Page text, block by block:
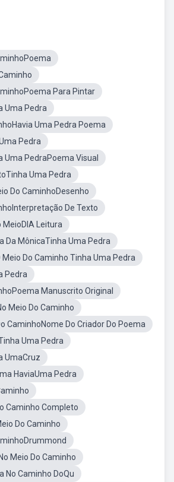
Para Pintar
Uma Pedra
Uma Pedra Poema
Pedra
Uma PedraPoema Visual
Uma Pedra
Do CaminhoDesenho
De Texto
MeioDIA Leitura
Da MônicaTinha Uma Pedra
Do Caminho Tinha Uma Pedra
Pedra
Manuscrito Original
Meio Do Caminho
CaminhoNome Do Criador Do Poema
Uma Pedra
UmaCruz
HaviaUma Pedra
Caminho Completo
Do Caminho
Meio Do Caminho
No Caminho DoQu